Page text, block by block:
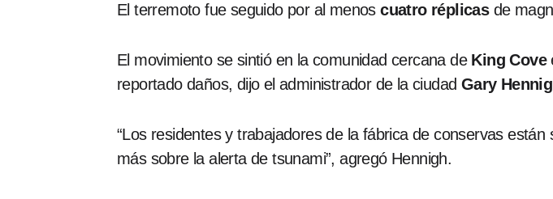
El terremoto fue seguido por al menoscuatro réplicasde
El movimiento se sintió en la comunidad cercana de King Cove
reportado daños, dijo el administrador de la ciudad Gary
“Los residentes y trabajadores de la fábrica de conservas
más sobre la alerta de tsunami”, agregó Hennigh.